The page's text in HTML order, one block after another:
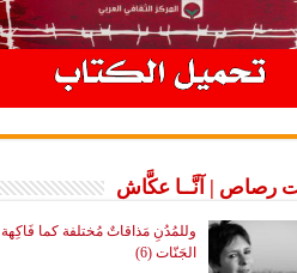
رصاص | آنَّــا عكَّاش
وللمُدُنِ مَذاقاتٌ مُختلفة كما فَاكِهة
الجَنّات (6)